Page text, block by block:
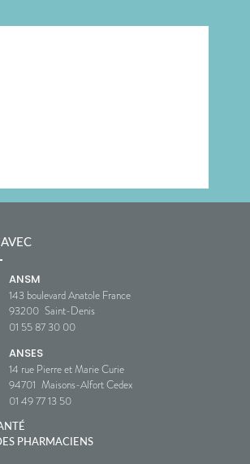
ANSM
143 boulevard Anatole France
93200 Saint-Denis
01 55 87 30 00
ANSES
14 rue Pierre et Marie Curie
94701 Maisons-Alfort Cedex
01 49 77 13 50
PHARMACIENS